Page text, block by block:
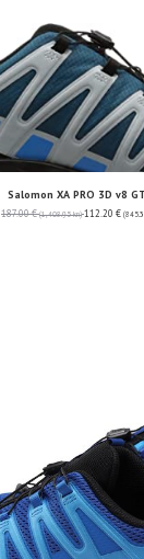
Salomon XA PRO 3D v8
187.00€ (1,408.95 kn) 112.20 €